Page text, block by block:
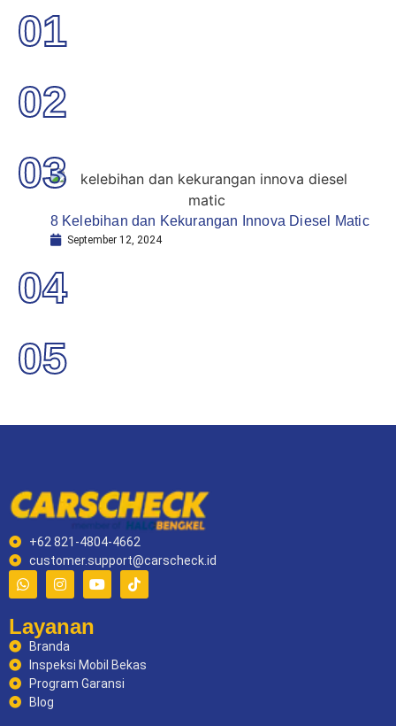
01
02
8 Kelebihan dan Kekurangan Innova Diesel Matic
September 12, 2024
03
04
05
+62 821-4804-4662
customer.support@carscheck.id
Layanan
Branda
Inspeksi Mobil Bekas
Program Garansi
Blog